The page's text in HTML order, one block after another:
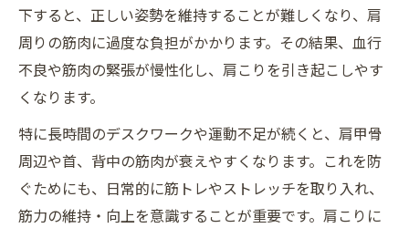
下すると、正しい姿勢を維持することが難しくなり、肩
周りの筋肉に過度な負担がかかります。その結果、血行
不良や筋肉の緊張が慢性化し、肩こりを引き起こしやす
くなります。
特に長時間のデスクワークや運動不足が続くと、肩甲骨
周辺や首、背中の筋肉が衰えやすくなります。これを防
ぐためにも、日常的に筋トレやストレッチを取り入れ、
筋力の維持・向上を意識することが重要です。肩こりに